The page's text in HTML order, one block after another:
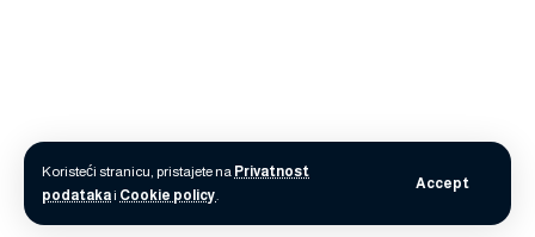
Koristeći stranicu, pristajete na Privatnost
podatakai Cookie policy.
Accept